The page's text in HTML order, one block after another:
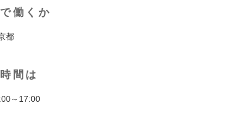
働くか
都
間は
～17:00